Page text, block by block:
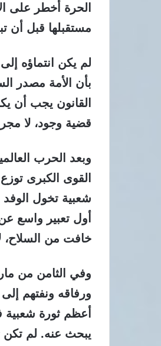
الحرة أخطر على
مستقبلها قبل أن
لم يكن انتماؤه
بأن الأمة مصدر
القانون يجب أن
قضية وجود، لا
وبعد الحرب
القوى الكبرى
شعبية تخول
أول تعبير واسع
خافت من السلاح،
ورفاقه ونفتهم
أعظم ثورة
يبحث عنه. لم تكن